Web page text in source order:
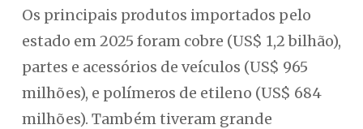
Os principais produtos importados pelo
estado em 2025 foram cobre (US$ 1,2 bilhão),
partes e acessórios de veículos (US$ 965
milhões), e polímeros de etileno (US$ 684
milhões). Também tiveram grande